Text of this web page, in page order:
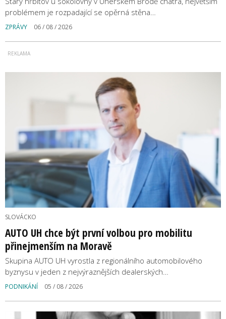
problémem je rozpadající se opěrná stěna…
ZPRÁVY 06 / 08 / 2026
SLOVÁCKO
AUTO UH chce být první volbou pro mobilitu
přinejmenším na Moravě
Skupina AUTO UH vyrostla z regionálního automobilového
byznysu v jeden z nejvýraznějších dealerských…
PODNIKÁNÍ 05 / 08 / 2026